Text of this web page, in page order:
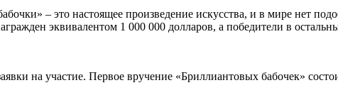
– это настоящее произведение искусства, и в мире нет
эквивалентом 1 000 000 долларов, а победители в
на участие. Первое вручение «Бриллиантовых бабочек»